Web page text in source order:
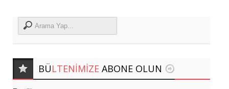
BÜLTENIMIZE ABONE OLUN